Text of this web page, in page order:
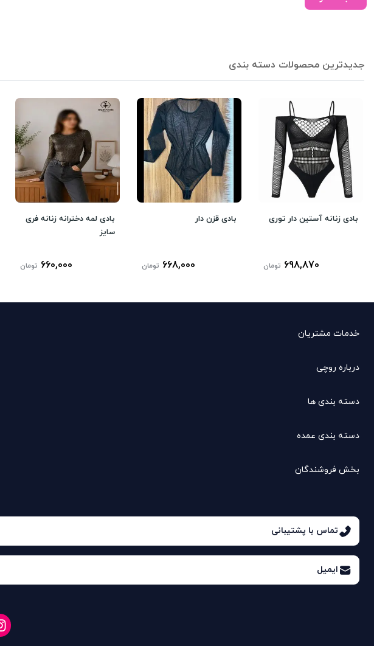
جدیدترین محصولات دسته بندی
بادی زنانه آستین دار توری
698,870 تومان
بادی قزن دار
668,000 تومان
بادی لمه دخترانه زنانه فری
سایز
660,000 تومان
خدمات مشتریان
درباره روچی
دسته بندی ها
دسته بندی عمده
بخش فروشندگان
تماس با پشتیبانی
ایمیل